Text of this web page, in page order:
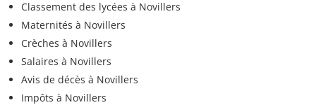
Classement des lycées à Novillers
Maternités à Novillers
Crèches à Novillers
Salaires à Novillers
Avis de décès à Novillers
Impôts à Novillers